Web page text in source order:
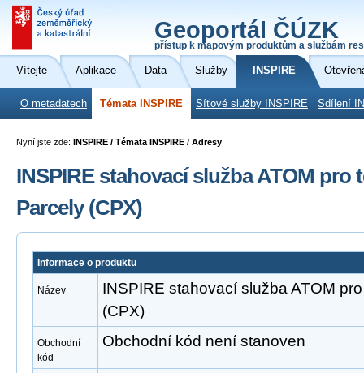
Geoportál ČÚZK
přístup k mapovým produktům a službám
Vítejte Aplikace Data Služby INSPIRE
O metadatech Témata INSPIRE Síťové služby INSPIRE Sdílení
Nyní jste zde: INSPIRE / Témata INSPIRE / Adresy
INSPIRE stahovací služba ATOM pro
Parcely (CPX)
Informace o produktu
Název
INSPIRE stahovací služba ATOM
(CPX)
Obchodní
kód
Obchodní kód není stanoven